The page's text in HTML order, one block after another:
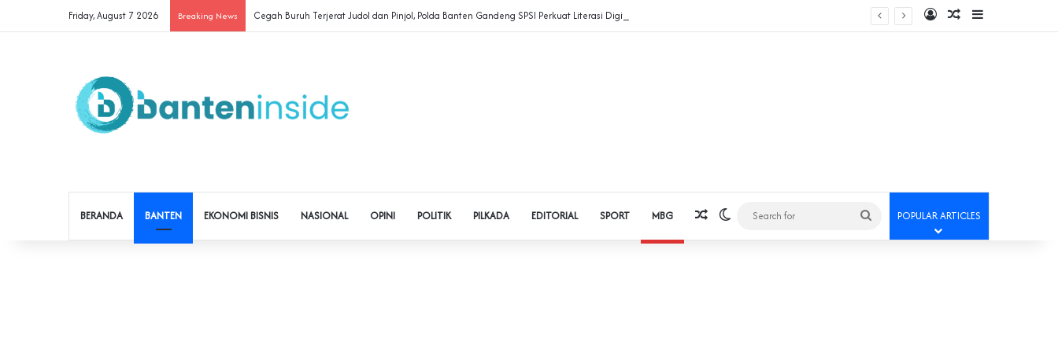
Friday, August 7 2026 Breaking News Cegah Buruh Terjerat Judol dan Pinjol, Polda Banten Gandeng SPSI Perkuat Literasi Digital Log InRandom Article
Sidebar
BERANDA BANTEN EKONOMI BISNIS NASIONAL OPINI POLITIK PILKADA EDITORIAL SPORT MBG Random Article
Switch skin
Search
for
POPULAR ARTICLES